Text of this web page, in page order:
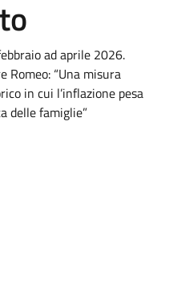
ad aprile 2026.
Romeo: “Una misura
in cui l’inflazione pesa
delle famiglie”